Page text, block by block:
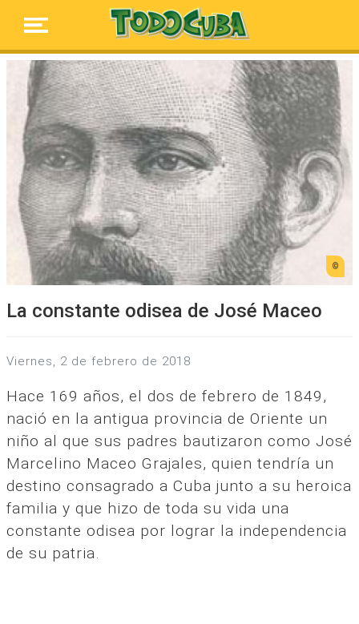
La constante odisea de José Maceo
viernes, 2 de febrero de 2018
Hace 169 años, el dos de febrero de 1849,
nació en la antigua provincia de Oriente un
niño al que sus padres bautizaron como José
Marcelino Maceo Grajales, quien tendría un
destino consagrado a Cuba junto a su heroica
familia y que hizo de toda su vida una
constante odisea por lograr la independencia
de su patria.